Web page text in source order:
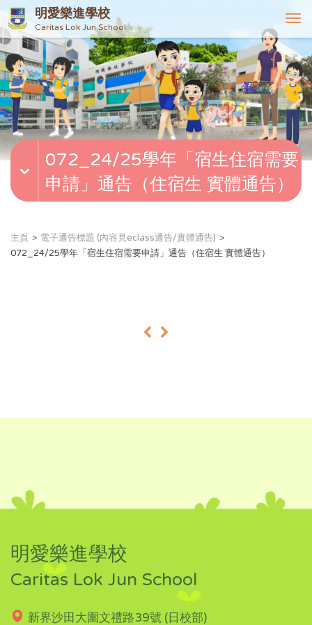
明愛樂進學校
Caritas Lok Jun School
T
o
g
g
l
e
n
v
i
072_24/25學年「宿生住宿需要
申請」通告（住宿生 實體通告）
主頁
電子通告標題 (內容見eclass通告/實體通告)
072_24/25學年「宿生住宿需要申請」通告（住宿生 實體通告）
« »
明愛樂進學校
Caritas Lok Jun School
新界沙田大圍文禮路39號 (日校部)